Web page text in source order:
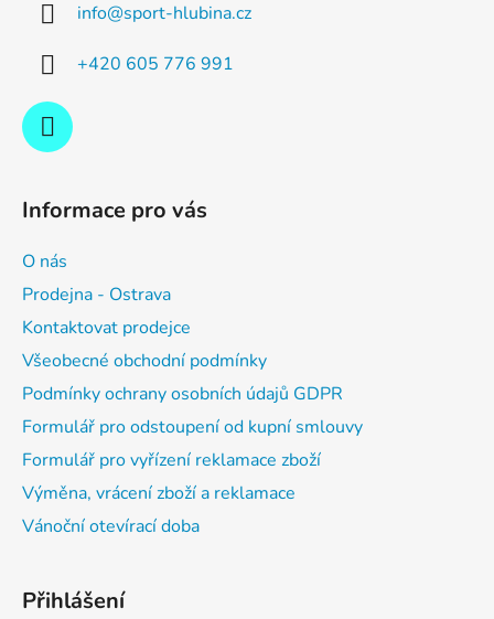
info@sport-hlubina.cz
+420 605 776 991
Informace pro vás
O nás
Prodejna - Ostrava
Kontaktovat prodejce
Všeobecné obchodní podmínky
Podmínky ochrany osobních údajů GDPR
Formulář pro odstoupení od kupní smlouvy
Formulář pro vyřízení reklamace zboží
Výměna, vrácení zboží a reklamace
Vánoční otevírací doba
Přihlášení